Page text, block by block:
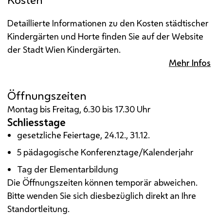
Detaillierte Informationen zu den Kosten städtischer
Kindergärten und Horte finden Sie auf der Website
der Stadt Wien Kindergärten.
Mehr Infos
Öffnungszeiten
Montag bis Freitag, 6.30 bis 17.30 Uhr
Schliesstage
gesetzliche Feiertage, 24.12., 31.12.
5 pädagogische Konferenztage/Kalenderjahr
Tag der Elementarbildung
Die Öffnungszeiten können temporär abweichen.
Bitte wenden Sie sich diesbezüglich direkt an Ihre
Standortleitung.